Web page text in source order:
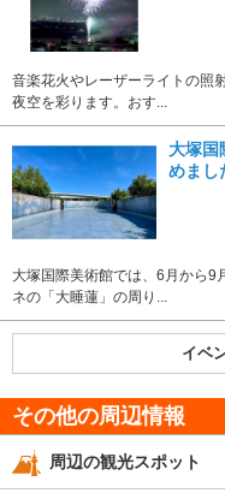
音楽花火やレーザーライトの照
夜空を彩ります。おす...
大塚
めまし
大塚国際美術館では、6月から9
ネの「大睡蓮」の周り...
イベ
その他の周辺情報
周辺の観光スポット